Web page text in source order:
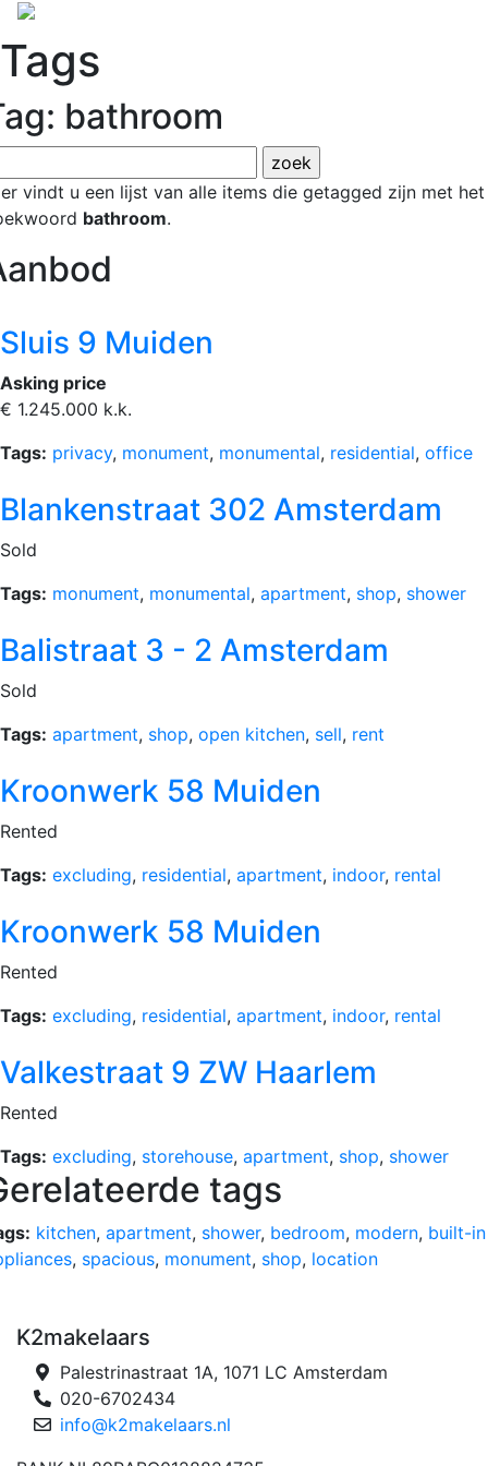
Tags
bathroom
vindt u een lijst van alle items die getagged zijn met het
bathroom.
Sluis 9 Muiden
Asking price
€ 1.245.000 k.k.
Tags: privacy, monument, monumental, residential, office
Blankenstraat 302 Amsterdam
Sold
Tags: monument, monumental, apartment, shop, shower
Balistraat 3 - 2 Amsterdam
Sold
Tags: apartment, shop, open kitchen, sell, rent
Kroonwerk 58 Muiden
Rented
Tags: excluding, residential, apartment, indoor, rental
Kroonwerk 58 Muiden
Rented
Tags: excluding, residential, apartment, indoor, rental
Valkestraat 9 ZW Haarlem
Rented
Tags: excluding, storehouse, apartment, shop, shower
tags
kitchen, apartment, shower, bedroom, modern, built-in
, spacious, monument, shop, location
K2makelaars
Palestrinastraat 1A, 1071 LC Amsterdam
020-6702434
info@k2makelaars.nl